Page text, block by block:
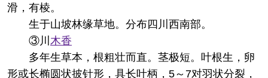
滑，有棱。
生于山坡林缘草地。分布四川西南部。
③川 木香
多年生草本，根粗壮而直。茎极短。叶根生，卵
形或长椭圆状披针形，具长叶柄，5～7对羽状分裂，